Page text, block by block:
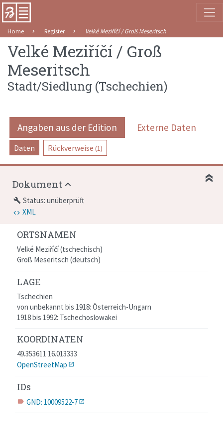
Home Register Velké Meziříčí / Groß Meseritsch
Velké Meziříčí / Groß
Meseritsch
Stadt/Siedlung (Tschechien)
Angaben aus der Edition Externe Daten
Daten Rückverweise (1)
ORTSNAMEN
Velké Meziříčí (tschechisch)
Groß Meseritsch (deutsch)
LAGE
Tschechien
von unbekannt bis 1918: Österreich-Ungarn
1918 bis 1992: Tschechoslowakei
KOORDINATEN
49.353611 16.013333
OpenStreetMap
IDs
label GND: 10009522-7
Dokument
build Status: unüberprüft
XML